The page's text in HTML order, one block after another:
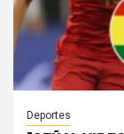
Deportes